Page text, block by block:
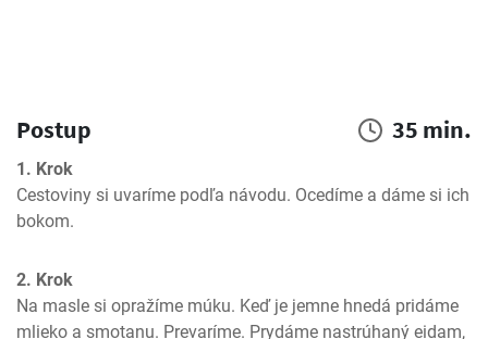
Postup 35 min.
1. Krok
Cestoviny si uvaríme podľa návodu. Ocedíme a dáme si ich
bokom.
2. Krok
Na masle si opražíme múku. Keď je jemne hnedá pridáme
mlieko a smotanu. Prevaríme. Prydáme nastrúhaný eidam,